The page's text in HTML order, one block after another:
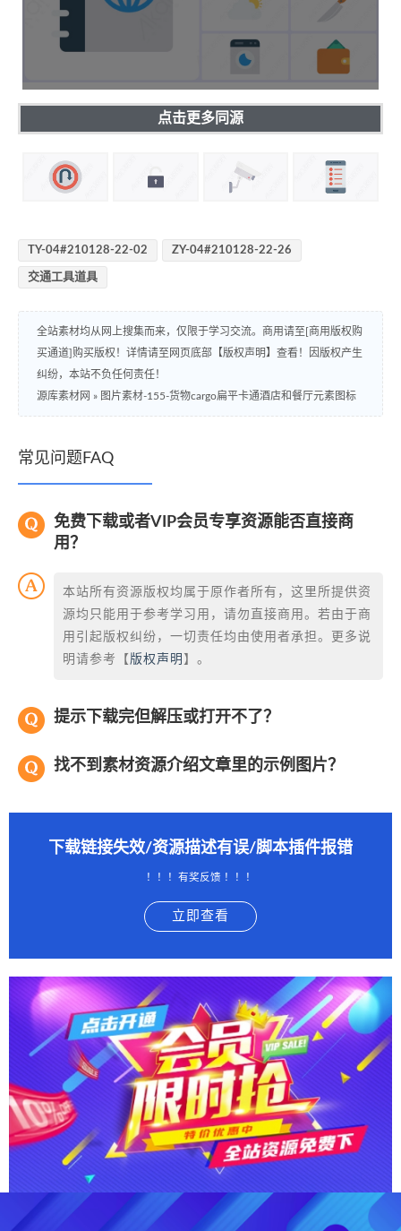
点击更多同源
TY-04#210128-22-02 ZY-04#210128-22-26
交通工具道具
全站素材均从网上搜集而来，仅限于学习交流。商用请至[商用版权购
买通道]购买版权！详情请至网页底部【版权声明】查看！因版权产生
纠纷，本站不负任何责任！
源库素材网 » 图片素材-155-货物cargo扁平卡通酒店和餐厅元素图标
常见问题FAQ
免费下载或者VIP会员专享资源能否直接商
用？
本站所有资源版权均属于原作者所有，这里所提供资
源均只能用于参考学习用，请勿直接商用。若由于商
用引起版权纠纷，一切责任均由使用者承担。更多说
明请参考【 版权声明 】。
提示下载完但解压或打开不了？
找不到素材资源介绍文章里的示例图片？
下载链接失效/资源描述有误/脚本插件报错
！！！有奖反馈 ！！！
立即查看